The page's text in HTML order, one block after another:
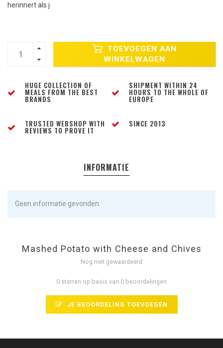
herinnert als j
TOEVOEGEN AAN
WINKELWAGEN
HUGE COLLECTION OF
MEALS FROM THE BEST
BRANDS
SHIPMENT WITHIN 24
HOURS TO THE WHOLE OF
EUROPE
TRUSTED WEBSHOP WITH
REVIEWS TO PROVE IT
SINCE 2013
INFORMATIE
Geen informatie gevonden
Mashed Potato with Cheese and Chives
Nog niet gewaardeerd
0 sterren op basis van 0 beoordelingen
JE BEOORDELING TOEVOEGEN